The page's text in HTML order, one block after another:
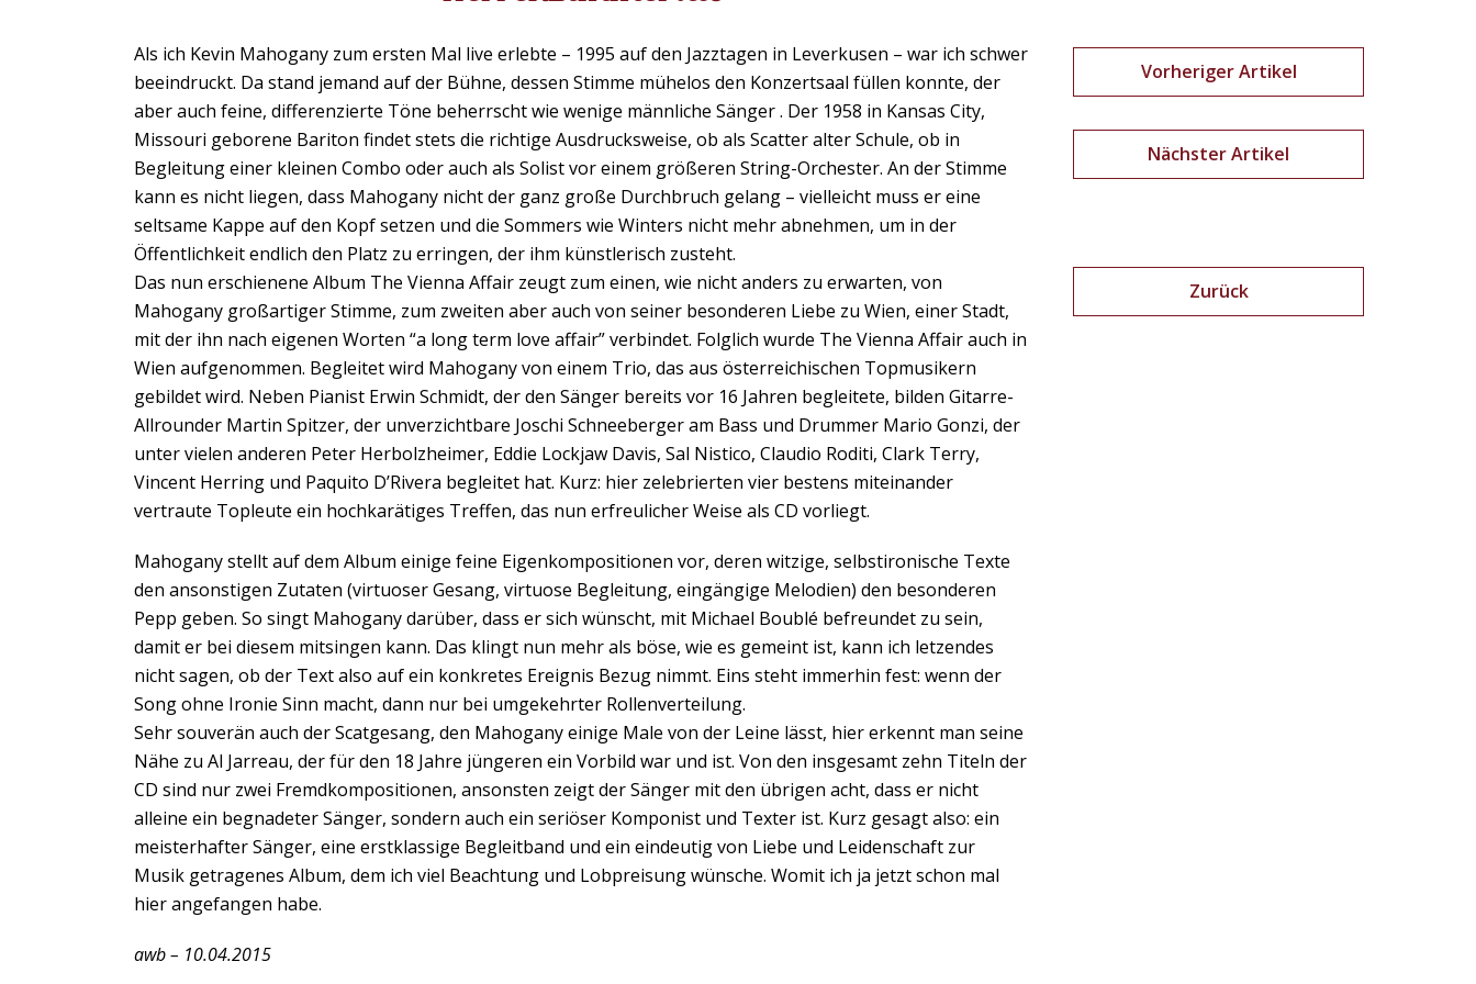
Als ich Kevin Mahogany zum ersten Mal live erlebte – 1995 auf den Jazztagen in Leverkusen – war ich schwer
beeindruckt. Da stand jemand auf der Bühne, dessen Stimme mühelos den Konzertsaal füllen konnte, der
aber auch feine, differenzierte Töne beherrscht wie wenige männliche Sänger . Der 1958 in Kansas City,
Missouri geborene Bariton findet stets die richtige Ausdrucksweise, ob als Scatter alter Schule, ob in
Begleitung einer kleinen Combo oder auch als Solist vor einem größeren String-Orchester. An der Stimme
kann es nicht liegen, dass Mahogany nicht der ganz große Durchbruch gelang – vielleicht muss er eine
seltsame Kappe auf den Kopf setzen und die Sommers wie Winters nicht mehr abnehmen, um in der
Öffentlichkeit endlich den Platz zu erringen, der ihm künstlerisch zusteht.
Das nun erschienene Album The Vienna Affair zeugt zum einen, wie nicht anders zu erwarten, von
Mahogany großartiger Stimme, zum zweiten aber auch von seiner besonderen Liebe zu Wien, einer Stadt,
mit der ihn nach eigenen Worten “a long term love affair” verbindet. Folglich wurde The Vienna Affair auch in
Wien aufgenommen. Begleitet wird Mahogany von einem Trio, das aus österreichischen Topmusikern
gebildet wird. Neben Pianist Erwin Schmidt, der den Sänger bereits vor 16 Jahren begleitete, bilden Gitarre-
Allrounder Martin Spitzer, der unverzichtbare Joschi Schneeberger am Bass und Drummer Mario Gonzi, der
unter vielen anderen Peter Herbolzheimer, Eddie Lockjaw Davis, Sal Nistico, Claudio Roditi, Clark Terry,
Vincent Herring und Paquito D’Rivera begleitet hat. Kurz: hier zelebrierten vier bestens miteinander
vertraute Topleute ein hochkarätiges Treffen, das nun erfreulicher Weise als CD vorliegt.
Mahogany stellt auf dem Album einige feine Eigenkompositionen vor, deren witzige, selbstironische Texte
den ansonstigen Zutaten (virtuoser Gesang, virtuose Begleitung, eingängige Melodien) den besonderen
Pepp geben. So singt Mahogany darüber, dass er sich wünscht, mit Michael Boublé befreundet zu sein,
damit er bei diesem mitsingen kann. Das klingt nun mehr als böse, wie es gemeint ist, kann ich letzendes
nicht sagen, ob der Text also auf ein konkretes Ereignis Bezug nimmt. Eins steht immerhin fest: wenn der
Song ohne Ironie Sinn macht, dann nur bei umgekehrter Rollenverteilung.
Sehr souverän auch der Scatgesang, den Mahogany einige Male von der Leine lässt, hier erkennt man seine
Nähe zu Al Jarreau, der für den 18 Jahre jüngeren ein Vorbild war und ist. Von den insgesamt zehn Titeln der
CD sind nur zwei Fremdkompositionen, ansonsten zeigt der Sänger mit den übrigen acht, dass er nicht
alleine ein begnadeter Sänger, sondern auch ein seriöser Komponist und Texter ist. Kurz gesagt also: ein
meisterhafter Sänger, eine erstklassige Begleitband und ein eindeutig von Liebe und Leidenschaft zur
Musik getragenes Album, dem ich viel Beachtung und Lobpreisung wünsche. Womit ich ja jetzt schon mal
hier angefangen habe.
awb – 10.04.2015
Vorheriger Artikel
Nächster Artikel
Zurück